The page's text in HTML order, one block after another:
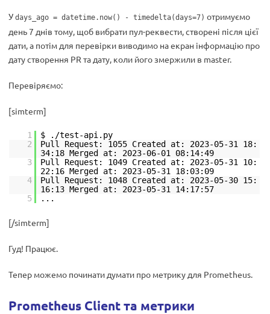
У days_ago = datetime.now() - timedelta(days=7) отримуємо
день 7 днів тому, щоб вибрати пул-реквести, створені після цієї
дати, а потім для перевірки виводимо на екран інформацію про
дату створення PR та дату, коли його змержили в master.
Перевіряємо:
[simterm]
1
$ ./test-api.py
2
Pull Request: 1055 Created at: 2023-05-31 18:
34:18 Merged at: 2023-06-01 08:14:49
3
Pull Request: 1049 Created at: 2023-05-31 10:
22:16 Merged at: 2023-05-31 18:03:09
4
Pull Request: 1048 Created at: 2023-05-30 15:
16:13 Merged at: 2023-05-31 14:17:57
5
...
[/simterm]
Гуд! Працює.
Тепер можемо починати думати про метрику для Prometheus.
Prometheus Client та метрики